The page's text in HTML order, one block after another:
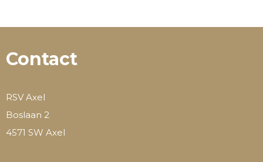
Contact
RSV Axel
Boslaan 2
4571 SW Axel